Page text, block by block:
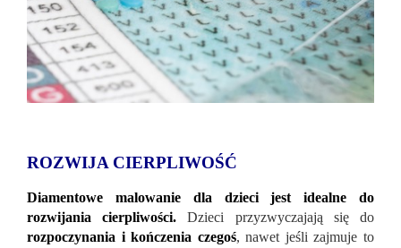
ROZWIJA CIERPLIWOŚĆ
Diamentowe malowanie dla dzieci jest idealne do
rozwijania cierpliwości.Dzieci przyzwyczajają się do
rozpoczynania i kończenia czegoś, nawet jeśli zajmuje to